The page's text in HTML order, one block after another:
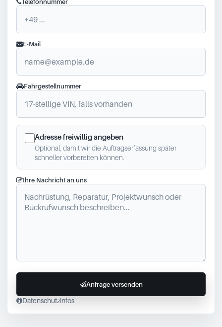
E-Mail
Fahrgestellnummer
Adresse freiwillig angeben
Optional, damit wir die Auftragserfassung später
schneller vorbereiten können.
Ihre Nachricht an uns
Datenschutzinfos
Anfrage versenden